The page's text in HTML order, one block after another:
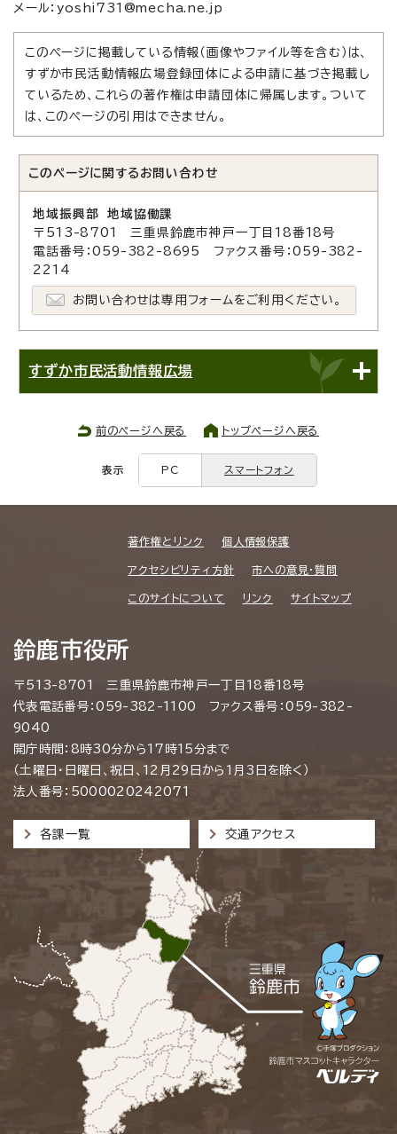
メール：yoshi731@mecha.ne.jp
このページに掲載している情報（画像やファイル等を含む）は、
すずか市民活動情報広場登録団体による申請に基づき掲載し
ているため、これらの著作権は申請団体に帰属します。ついて
は、このページの引用はできません。
このページに関する お問い合わせ
地域振興部 地域協働課
〒513-8701 三重県鈴鹿市神戸一丁目18番18号
電話番号：059-382-8695 ファクス番号：059-382-
2214
お問い合わせは専用フォームをご利用ください。
すずか市民活動情報広場
前のページへ戻る トップページへ戻る
表示 PC スマートフォン
著作権とリンク 個人情報保護
アクセシビリティ方針 市への意見・質問
このサイトについて リンク サイトマップ
鈴鹿市役所
〒513-8701 三重県鈴鹿市神戸一丁目18番18号
代表電話番号：059-382-1100 ファクス番号：059-382-
9040
開庁時間：8時30分から17時15分まで
（土曜日・日曜日、祝日、12月29日から1月3日を除く）
法人番号：5000020242071
各課一覧 交通アクセス